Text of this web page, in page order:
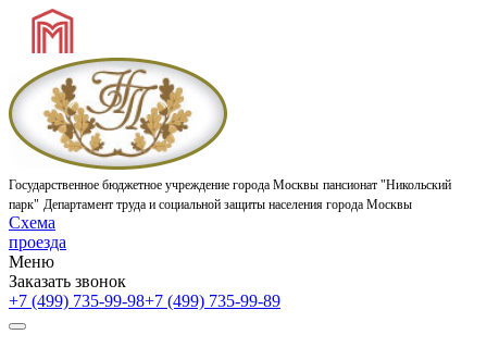
Государственное бюджетное учреждение города Москвы пансионат "Никольский
парк" Департамент труда и социальной защиты населения города Москвы
Схема
проезда
Меню
Заказать звонок
+7 (499) 735-99-98+7 (499) 735-99-89